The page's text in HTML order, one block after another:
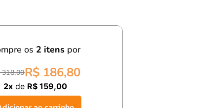
os 2 itenspor
318,00R$ 186,80
2x de R$ 159,00